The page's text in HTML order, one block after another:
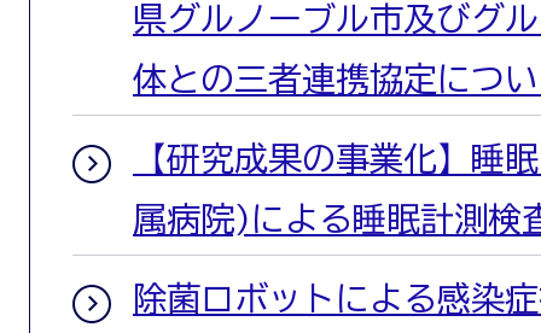
県グルノーブル市及びグ
体との三者連携協定につ
【研究成果の事業化】睡
属病院)による睡眠計測検
除菌ロボットによる感染